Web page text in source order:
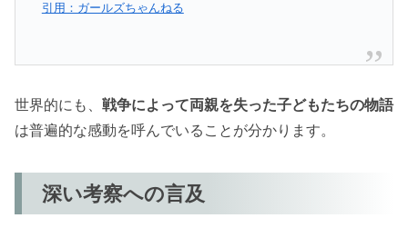
引用：ガールズちゃんねる
世界的にも、 戦争によって両親を失った子どもたちの物語
は普遍的な感動を呼んでいることが分かります。
深い考察への言及